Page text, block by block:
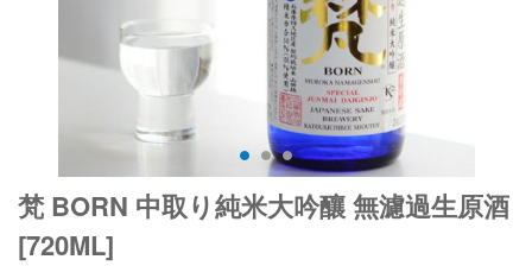
梵 BORN 中取り純米大吟釀 無濾過生原酒
[720ML]